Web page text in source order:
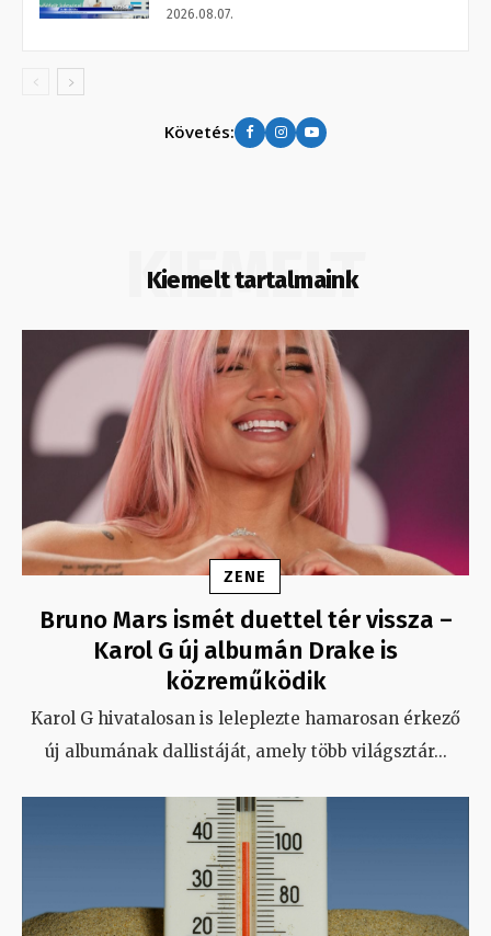
2026.08.07.
Követés:
Kiemelt tartalmaink
KIEMELT
ZENE
Bruno Mars ismét duettel tér vissza –
Karol G új albumán Drake is
közreműködik
Karol G hivatalosan is leleplezte hamarosan érkező
új albumának dallistáját, amely több világsztár...